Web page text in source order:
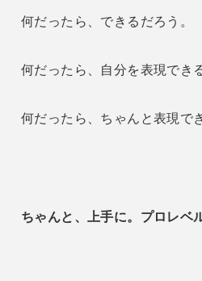
何だったら、できるだろう。
何だったら、自分を表現でき
何だったら、ちゃんと表現で
ちゃんと、上手に。プロレベ